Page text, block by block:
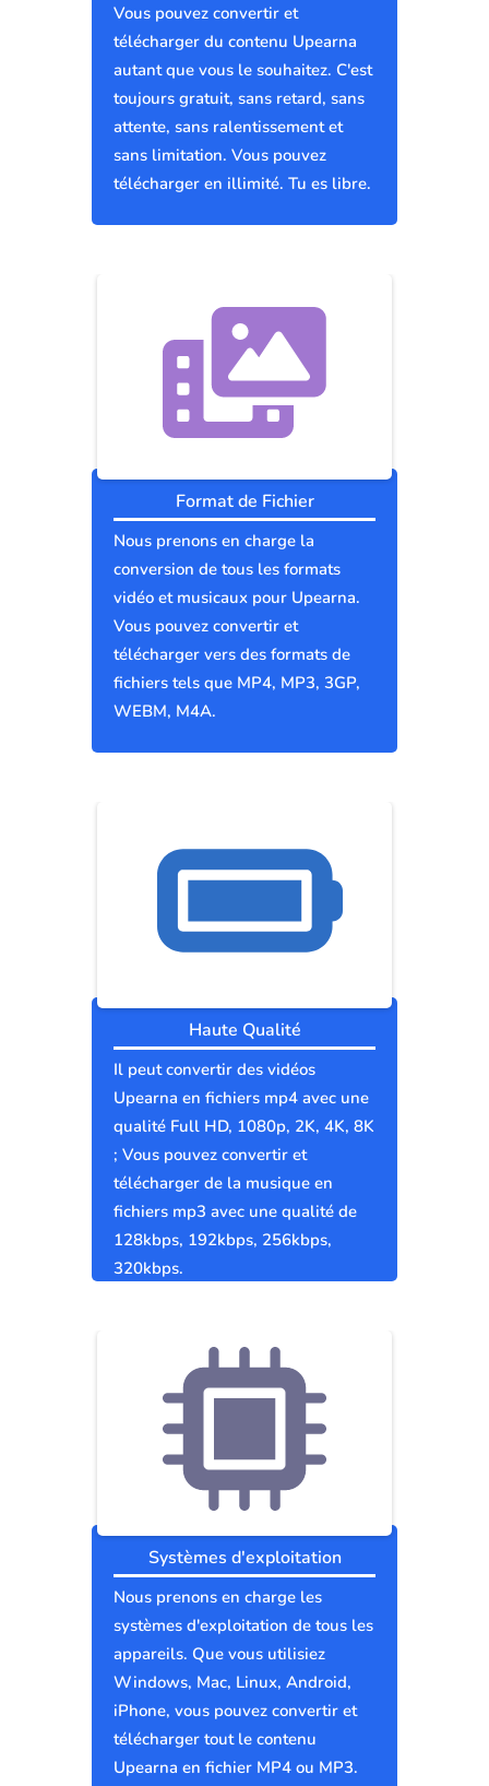
Vous pouvez convertir et
télécharger du contenu Upearna
autant que vous le souhaitez. C'est
toujours gratuit, sans retard, sans
attente, sans ralentissement et
sans limitation. Vous pouvez
télécharger en illimité. Tu es libre.
Format de Fichier
Nous prenons en charge la
conversion de tous les formats
vidéo et musicaux pour Upearna.
Vous pouvez convertir et
télécharger vers des formats de
fichiers tels que MP4, MP3, 3GP,
WEBM, M4A.
Haute Qualité
Il peut convertir des vidéos
Upearna en fichiers mp4 avec une
qualité Full HD, 1080p, 2K, 4K, 8K
; Vous pouvez convertir et
télécharger de la musique en
fichiers mp3 avec une qualité de
128kbps, 192kbps, 256kbps,
320kbps.
Systèmes d'exploitation
Nous prenons en charge les
systèmes d'exploitation de tous les
appareils. Que vous utilisiez
Windows, Mac, Linux, Android,
iPhone, vous pouvez convertir et
télécharger tout le contenu
Upearna en fichier MP4 ou MP3.